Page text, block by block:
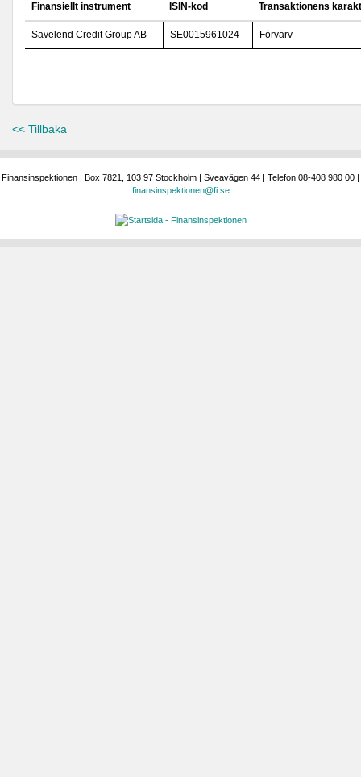
Finansiellt instrument ISIN-kod Transaktionens
Savelend Credit Group AB SE0015961024 Förvärv
<< Tillbaka
Finansinspektionen | Box 7821, 103 97 Stockholm | Sveavägen 44 | Telefon 08-408 980 00 |
finansinspektionen@fi.se